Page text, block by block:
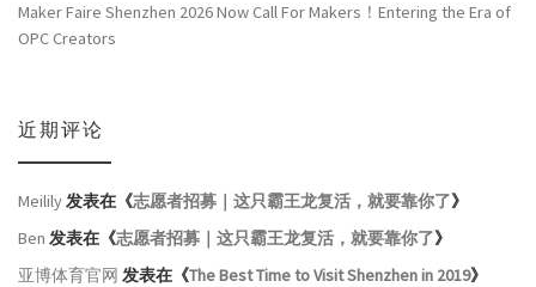
Maker Faire Shenzhen 2026 Now Call For Makers！Entering the Era of
OPC Creators
近期评论
Meilily发表在《志愿者招募｜这只霸王龙复活，就要靠你了》
Ben 发表在《志愿者招募｜这只霸王龙复活，就要靠你了》
亚博体育官网 发表在《The Best Time to Visit Shenzhen in 2019》